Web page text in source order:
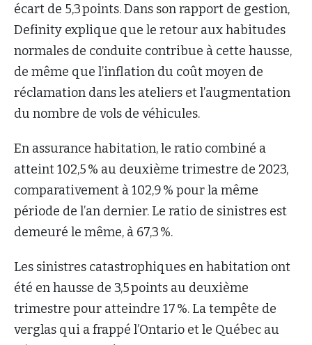
écart de 5,3 points. Dans son rapport de gestion,
Definity explique que le retour aux habitudes
normales de conduite contribue à cette hausse,
de même que l’inflation du coût moyen de
réclamation dans les ateliers et l’augmentation
du nombre de vols de véhicules.
En assurance habitation, le ratio combiné a
atteint 102,5 % au deuxième trimestre de 2023,
comparativement à 102,9 % pour la même
période de l’an dernier. Le ratio de sinistres est
demeuré le même, à 67,3 %.
Les sinistres catastrophiques en habitation ont
été en hausse de 3,5 points au deuxième
trimestre pour atteindre 17 %. La tempête de
verglas qui a frappé l’Ontario et le Québec au